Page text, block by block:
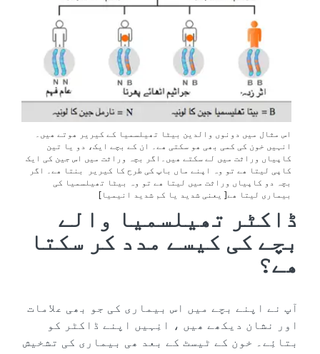
اس مثال میں دونوں والدین بیٹا تھیلسمیا کے کیریر ھوتے ھیں۔
انہیں خون کی کمی بھی ھو سکتی ھے۔ ان کے بچے ایک، دو یا تین
کاپیاں وراثت میں لے سکتے ھیں۔اگر بچہ وراثت میں اس جین کی ایک
کاپی لیتا ھے تو وہ اپنے ماں باپ کی طرح کا کیریر بنتا ھے۔ اگر
بچہ دو کاپیاں وراثت میں لیتا ھے تو وہ بیٹا تھیلسمیا کی
بیماری لیتا ھے[ یعنی شدید یا کم شدید انیمیا]
ڈاکٹر‮ ‬تھیلسمیا‮ ‬والے‮
‬بچے‮ ‬کی‮ ‬کیسے‮ ‬مدد‮ ‬کر‮ ‬سکتا‮
‬ھے؟
آپ‮ ‬نے‮ ‬اپنے‮ ‬بچے‮ ‬میں‮ ‬اس‮ ‬بیماری‮ ‬کی‮ ‬جو‮ ‬بھی‮ ‬علامات‮
‬اور‮ ‬نشان‮ ‬دیکھے‮ ‬ھیں‮ ‬،‮ ‬انِہیں‮ ‬اپنے‮ ‬ڈاکٹر‮ ‬کو‮
‬بتائِے۔‮ ‬خون‮ ‬کے‮ ‬ٹیسٹ‮ ‬کے‮ ‬بعد‮ ‬ھی‮ ‬بیماری‮ ‬کی‮ ‬تشخیش‮